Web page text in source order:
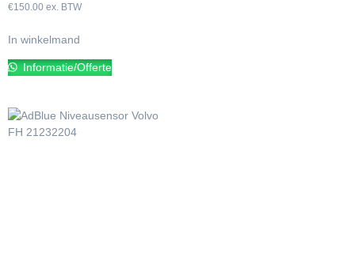
€150.00 ex. BTW
In winkelmand
Informatie/Offerte